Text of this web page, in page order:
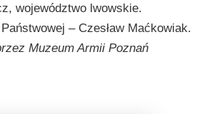
województwo lwowskie.
– Czesław Maćkowiak.
Muzeum Armii Poznań